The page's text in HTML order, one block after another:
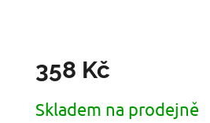
358 Kč
cena:
Skladem na prodejně